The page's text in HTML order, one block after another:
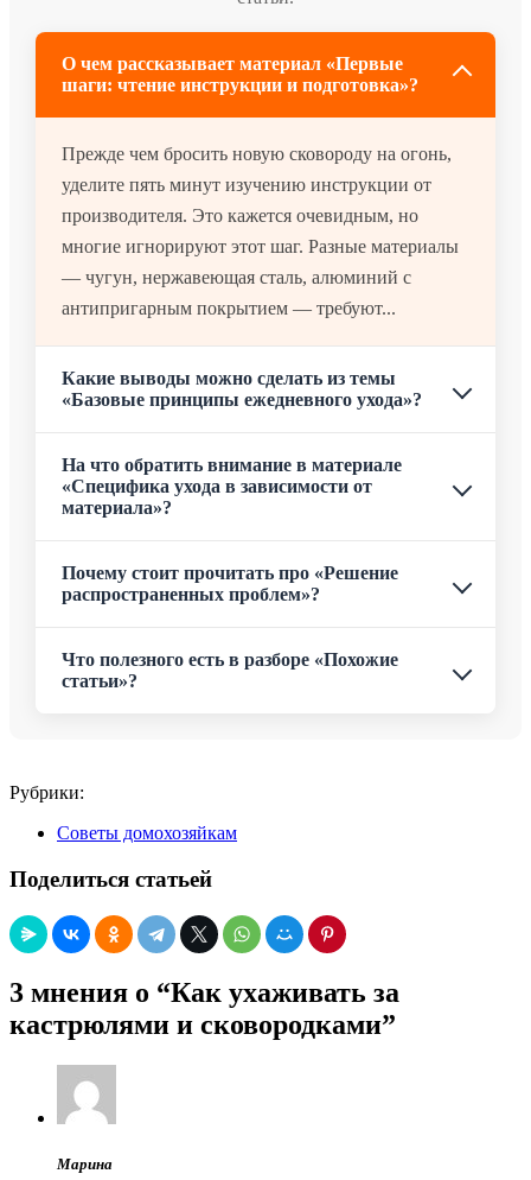
О чем рассказывает материал «Первые
шаги: чтение инструкции и подготовка»?
Прежде чем бросить новую сковороду на огонь,
уделите пять минут изучению инструкции от
производителя. Это кажется очевидным, но
многие игнорируют этот шаг. Разные материалы
— чугун, нержавеющая сталь, алюминий с
антипригарным покрытием — требуют...
Какие выводы можно сделать из темы
«Базовые принципы ежедневного ухода»?
На что обратить внимание в материале
«Специфика ухода в зависимости от
материала»?
Почему стоит прочитать про «Решение
распространенных проблем»?
Что полезного есть в разборе «Похожие
статьи»?
Рубрики:
Советы домохозяйкам
Поделиться статьей
3 мнения о “Как ухаживать за
кастрюлями и сковородками”
Марина